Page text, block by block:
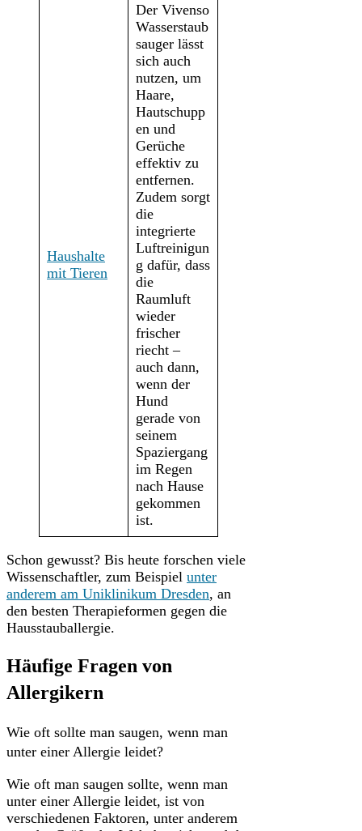
Haushalte
mit Tieren
Der Vivenso
Wasserstaub
sauger lässt
sich auch
nutzen, um
Haare,
Hautschupp
en und
Gerüche
effektiv zu
entfernen.
Zudem sorgt
die
integrierte
Luftreinigun
g dafür, dass
die
Raumluft
wieder
frischer
riecht –
auch dann,
wenn der
Hund
gerade von
seinem
Spaziergang
im Regen
nach Hause
gekommen
ist.
Schon gewusst? Bis heute forschen viele
Wissenschaftler, zum Beispiel unter
anderem am Uniklinikum Dresden, an
den besten Therapieformen gegen die
Hausstauballergie.
Häufige Fragen von
Allergikern
Wie oft sollte man saugen, wenn man
unter einer Allergie leidet?
Wie oft man saugen sollte, wenn man
unter einer Allergie leidet, ist von
verschiedenen Faktoren, unter anderem